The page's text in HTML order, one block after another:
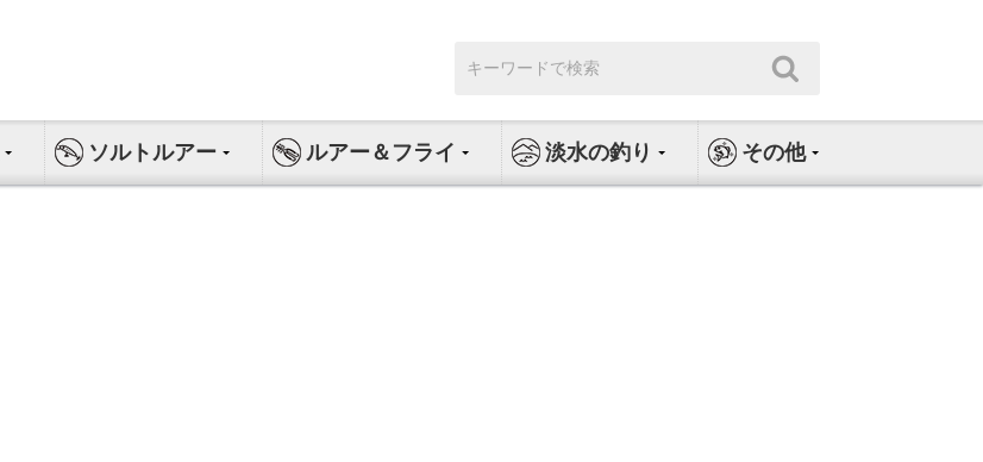
索:
ソルトルアー ルアー＆フライ 淡水の釣り その他